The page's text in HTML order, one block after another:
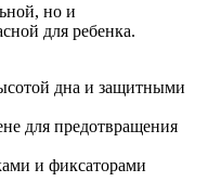
но и
для ребенка.
дна и защитными
для предотвращения
и фиксаторами